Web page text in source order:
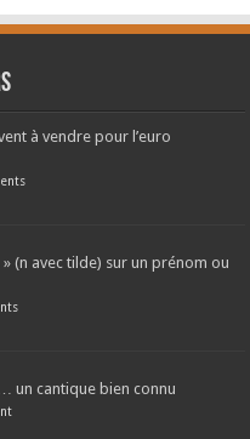
à vendre pour l’euro
(n avec tilde) sur un prénom ou
un cantique bien connu